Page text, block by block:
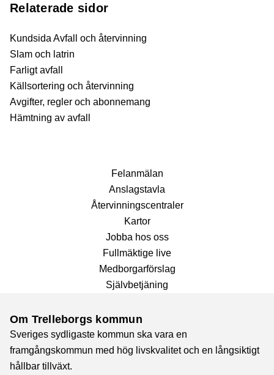
Relaterade sidor
Kundsida Avfall och återvinning
Slam och latrin
Farligt avfall
Källsortering och återvinning
Avgifter, regler och abonnemang
Hämtning av avfall
Fel­anmälan
Anslags­tavla
Återvinnings­centraler
Kartor
Jobba hos oss
Fullmäktige live
Medborgarförslag
Självbetjäning
Om Trelleborgs kommun
Sveriges sydligaste kommun ska vara en
framgångskommun med hög livskvalitet och en långsiktigt
hållbar tillväxt.